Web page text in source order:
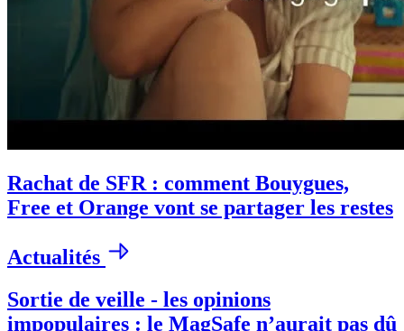
Rachat de SFR : comment Bouygues,
Free et Orange vont se partager les restes
Actualités
Sortie de veille - les opinions
impopulaires : le MagSafe n’aurait pas dû